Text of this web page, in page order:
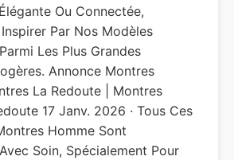
Ou Connectée,
Par Nos Modèles
Les Plus Grandes
Annonce Montres
La Redoute | Montres
17 Janv. 2026 · Tous Ces
Homme Sont
Soin, Spécialement Pour